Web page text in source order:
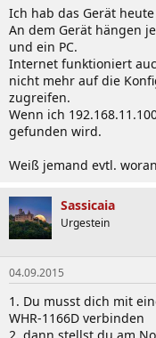
Ich hab das Gerät
An dem Gerät hängen
und ein PC.
Internet funktioniert
nicht mehr auf die
zugreifen.
Wenn ich
gefunden wird.
Weiß jemand evtl.
Sassicaia
Urgestein
04.09.2015
1. Du musst dich mit
WHR-1166D verbinden